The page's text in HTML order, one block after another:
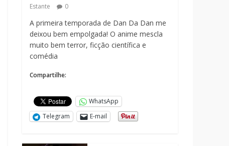
Estante
0
A primeira temporada de Dan Da Dan me
deixou bem empolgada! O anime mescla
muito bem terror, ficção científica e
comédia
Compartilhe:
WhatsApp
Telegram
E-mail